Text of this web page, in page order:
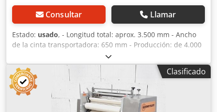
Consultar Llamar
Estado: usado, - Longitud total: aprox. 3.500 mm - Ancho
de la cinta transportadora: 650 mm - Producción: de 4.000
a 5.000 croissants por hora, según el peso de la pieza (30–
40 g por unidad) - Espesor máximo de la masa: 15 mm -
Velocidad de la cinta: regulable entre 30 y 150 mm/s -
Número de serie: A-5487 - Potencia eléctrica: 1,7 kW -
Voltaje: 400 V / 50 Hz - Año de fabricación: 2006 Csdpfx
Clasificado